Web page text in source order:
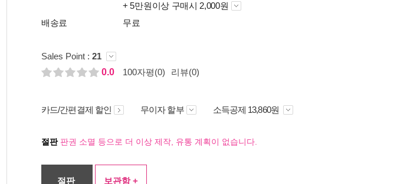
+ 5만원이상 구매시 2,000원
배송료
무료
Sales Point : 21
0.0
100자평(0) 리뷰(0)
카드/간편결제 할인 무이자 할부 소득공제 13,860원
절판판권 소멸 등으로 더 이상 제작, 유통 계획이 없습니다.
절판 보관함 +